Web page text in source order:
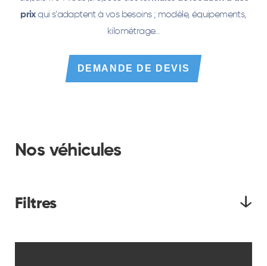
prixqui s’adaptent à vos besoins ; modèle, équipements,
kilométrage…
DEMANDE DE DEVIS
Nos véhicules
Filtres